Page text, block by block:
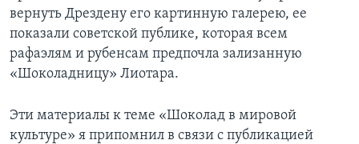
вернуть Дрездену его картинную галерею, ее
показали советской публике, которая всем
рафаэлям и рубенсам предпочла зализанную
«Шоколадницу» Лиотара.
Эти материалы к теме «Шоколад в мировой
культуре» я припомнил в связи с публикацией